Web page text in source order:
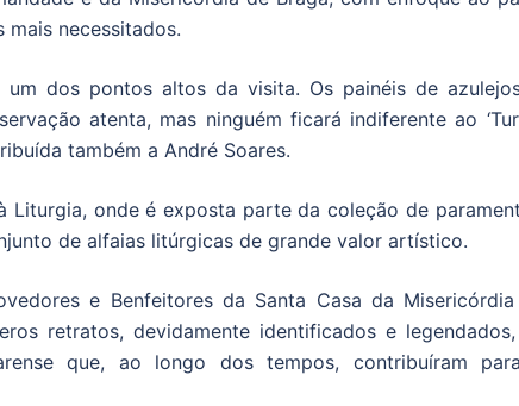
mais necessitados.
dos pontos altos da visita. Os painéis de
atenta, mas ninguém ficará indiferente ao
também a André Soares.
Liturgia, onde é exposta parte da coleção de
de alfaias litúrgicas de grande valor artístico.
e Benfeitores da Santa Casa da
retratos, devidamente identificados e
que, ao longo dos tempos, contribuíram